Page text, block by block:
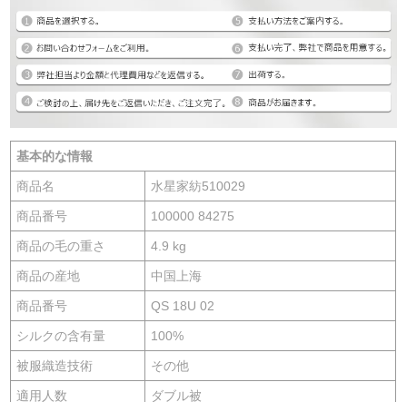
基本的な情報
商品名 水星家紡510029
商品番号 100000 84275
商品の毛の重さ 4.9 kg
商品の産地 中国上海
商品番号 QS 18U 02
シルクの含有量 100%
被服織造技術 その他
適用人数 ダブル被